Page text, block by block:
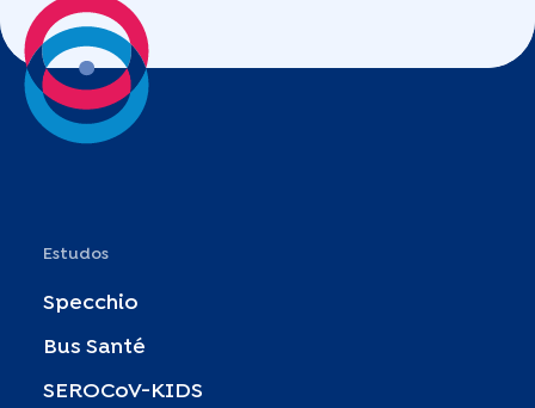
ambiente de qualidade para todos.
de
Estudos
Specchio
Bus Santé
SEROCoV-KIDS